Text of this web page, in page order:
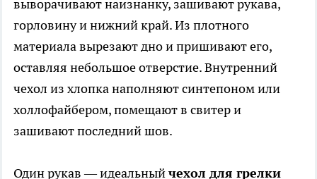
выворачивают наизнанку, зашивают рукава,
горловину и нижний край. Из плотного
материала вырезают дно и пришивают его,
оставляя небольшое отверстие. Внутренний
чехол из хлопка наполняют синтепоном или
холлофайбером, помещают в свитер и
зашивают последний шов.
Один рукав — идеальныйчехол для грелки